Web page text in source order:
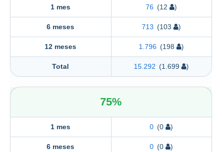
1 mes 76 (12 )
6 meses 713 (103 )
12 meses 1.796 (198 )
Total 15.292 (1.699 )
75%
1 mes 0 (0 )
6 meses 0 (0 )